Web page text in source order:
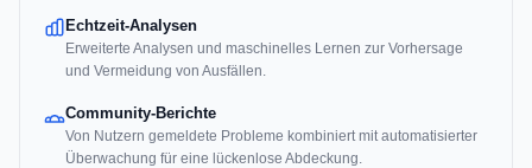
Echtzeit-Analysen
Erweiterte Analysen und maschinelles Lernen zur Vorhersage
und Vermeidung von Ausfällen.
Community-Berichte
Von Nutzern gemeldete Probleme kombiniert mit automatisierter
Überwachung für eine lückenlose Abdeckung.